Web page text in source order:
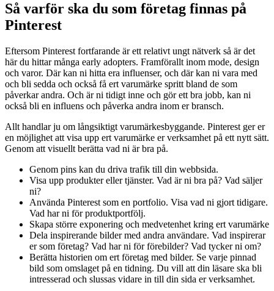
Så varför ska du som företag finnas på
Pinterest
Eftersom Pinterest fortfarande är ett relativt ungt nätverk så är det
här du hittar många early adopters. Framförallt inom mode, design
och varor. Där kan ni hitta era influenser, och där kan ni vara med
och bli sedda och också få ert varumärke spritt bland de som
påverkar andra. Och är ni tidigt inne och gör ett bra jobb, kan ni
också bli en influens och påverka andra inom er bransch.
Allt handlar ju om långsiktigt varumärkesbyggande. Pinterest ger er
en möjlighet att visa upp ert varumärke er verksamhet på ett nytt sätt.
Genom att visuellt berätta vad ni är bra på.
Genom pins kan du driva trafik till din webbsida.
Visa upp produkter eller tjänster. Vad är ni bra på? Vad säljer
ni?
Använda Pinterest som en portfolio. Visa vad ni gjort tidigare.
Vad har ni för produktportfölj.
Skapa större exponering och medvetenhet kring ert varumärke
Dela inspirerande bilder med andra användare. Vad inspirerar
er som företag? Vad har ni för förebilder? Vad tycker ni om?
Berätta historien om ert företag med bilder. Se varje pinnad
bild som omslaget på en tidning. Du vill att din läsare ska bli
intresserad och slussas vidare in till din sida er verksamhet.